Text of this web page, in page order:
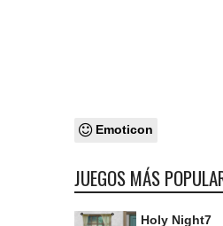
Emoticon
JUEGOS MÁS
Holy Night7